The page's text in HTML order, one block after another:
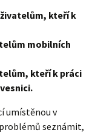
kteří k
mobilních
kteří k práci
umístěnou v
seznámit,